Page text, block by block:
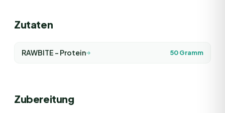
Zutaten
RAWBITE - Protein 50Gramm
Zubereitung